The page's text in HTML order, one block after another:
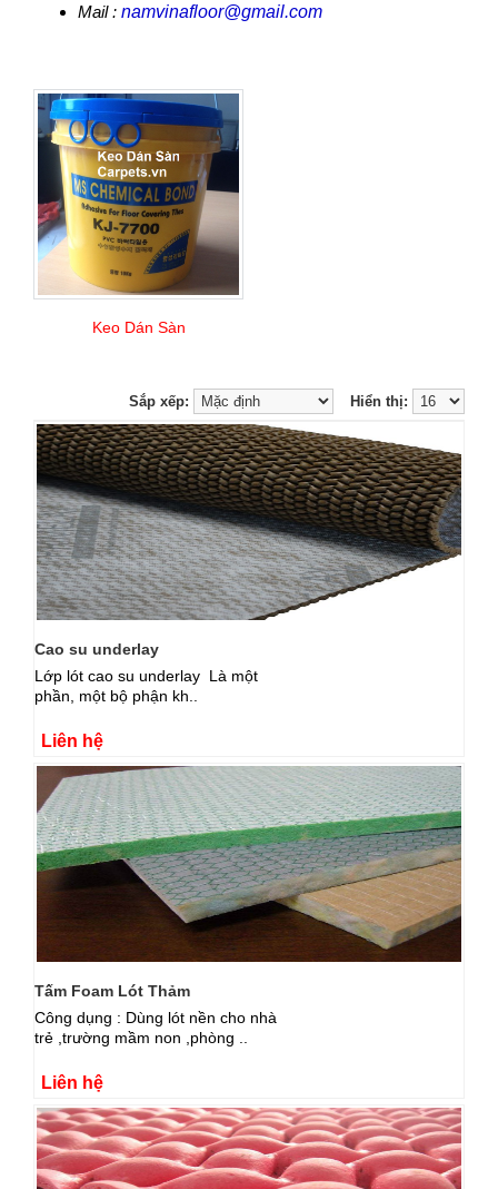
Mail : namvinafloor@gmail.com
Keo Dán Sàn
Hiển thị:
Sắp xếp:
Cao su underlay
Lớp lót cao su underlay Là một
phần, một bộ phận kh..
Liên hệ
Tấm Foam Lót Thảm
Công dụng : Dùng lót nền cho nhà
trẻ ,trường mầm non ,phòng ..
Liên hệ